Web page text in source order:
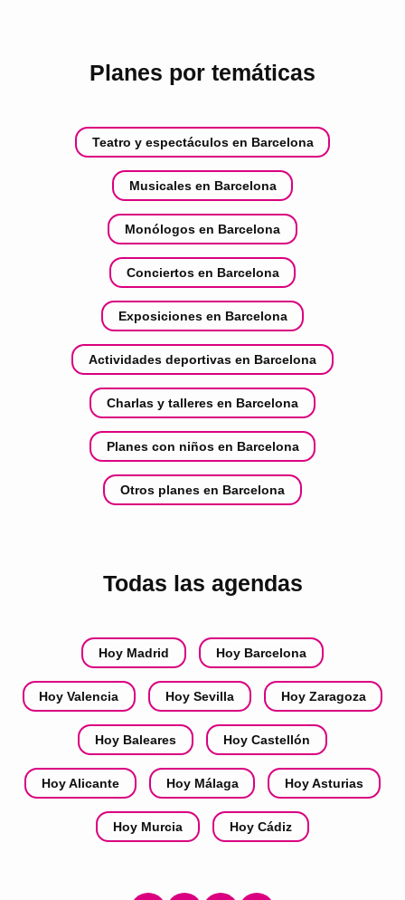
Planes por temáticas
Teatro y espectáculos en Barcelona
Musicales en Barcelona
Monólogos en Barcelona
Conciertos en Barcelona
Exposiciones en Barcelona
Actividades deportivas en Barcelona
Charlas y talleres en Barcelona
Planes con niños en Barcelona
Otros planes en Barcelona
Todas las agendas
Hoy Madrid Hoy Barcelona
Hoy Valencia Hoy Sevilla Hoy Zaragoza
Hoy Baleares Hoy Castellón
Hoy Alicante Hoy Málaga Hoy Asturias
Hoy Murcia Hoy Cádiz